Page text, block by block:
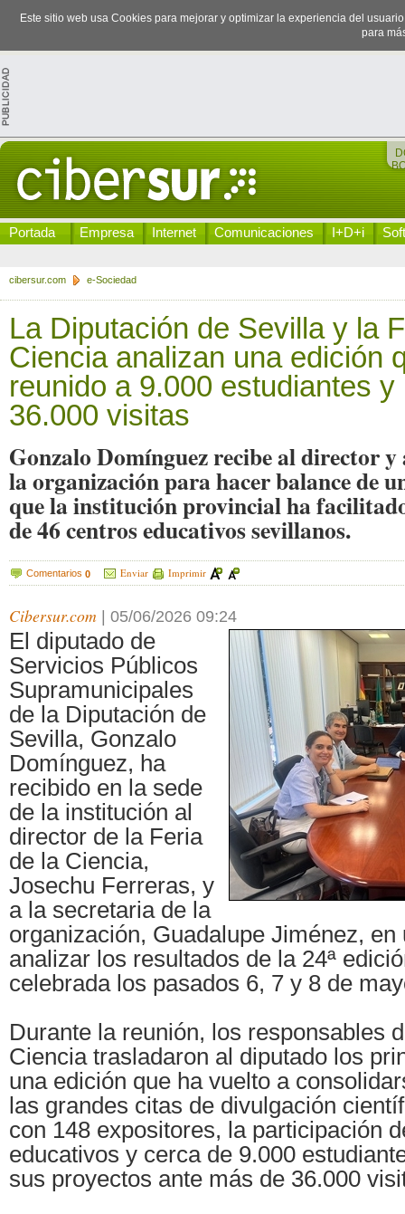
Este sitio web usa Cookies para mejorar y optimizar la experiencia del
para
Portada Empresa Internet Comunicaciones I+D+i
cibersur.com e-Sociedad
La Diputación de Sevilla y la
Ciencia analizan una edición
reunido a 9.000 estudiantes y
36.000 visitas
Gonzalo Domínguez recibe al director y
la organización para hacer balance de
que la institución provincial ha
de 46 centros educativos sevillanos.
Comentarios 0 Enviar Imprimir
Cibersur.com 05/06/2026 09:24
El diputado de
Servicios Públicos
Supramunicipales
de la Diputación de
Sevilla, Gonzalo
Domínguez, ha
recibido en la sede
de la institución al
director de la Feria
de la Ciencia,
Josechu Ferreras, y
a la secretaria de la
organización, Guadalupe Jiménez, en
analizar los resultados de la 24ª
celebrada los pasados 6, 7 y 8 de
Durante la reunión, los responsables
Ciencia trasladaron al diputado los
una edición que ha vuelto a
las grandes citas de divulgación
con 148 expositores, la participación
educativos y cerca de 9.000
sus proyectos ante más de 36.000